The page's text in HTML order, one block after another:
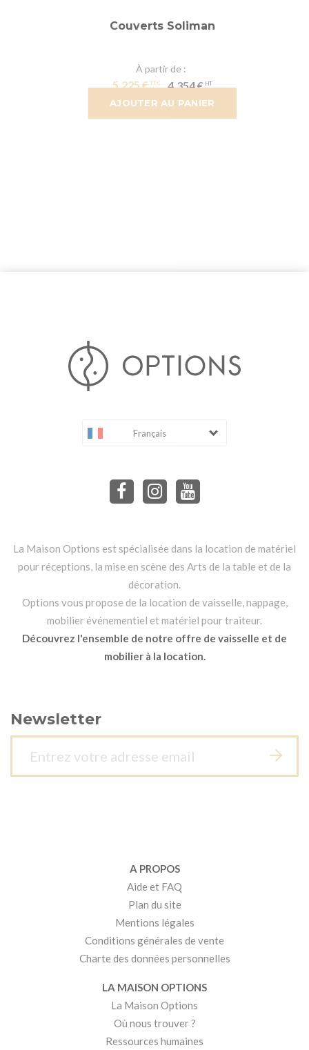
AJOUTER AU PANIER
Couverts Soliman
À partir de
5,225 € 4,354 €
Français
La Maison Options est spécialisée dans la location de matériel
pour réceptions, la mise en scène des Arts de la table et de la
décoration.
Options vous propose de la location de vaisselle, nappage,
mobilier événementiel et matériel pour traiteur.
Découvrez l'ensemble de notre offre de vaisselle et de
mobilier à la location.
Newsletter
A PROPOS
Aide et FAQ
Plan du site
Mentions légales
Conditions générales de vente
Charte des données personnelles
LA MAISON OPTIONS
La Maison Options
Où nous trouver ?
Ressources humaines